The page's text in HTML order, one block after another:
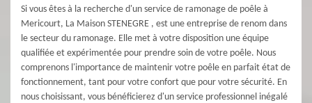
Si vous êtes à la recherche d'un service de ramonage de poêle à
Mericourt, La Maison STENEGRE , est une entreprise de renom dans
le secteur du ramonage. Elle met à votre disposition une équipe
qualifiée et expérimentée pour prendre soin de votre poêle. Nous
comprenons l'importance de maintenir votre poêle en parfait état de
fonctionnement, tant pour votre confort que pour votre sécurité. En
nous choisissant, vous bénéficierez d'un service professionnel inégalé